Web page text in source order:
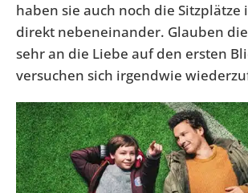
haben sie auch noch die Sitzplätze
direkt nebeneinander. Glauben
sehr an die Liebe auf den ersten
versuchen sich irgendwie